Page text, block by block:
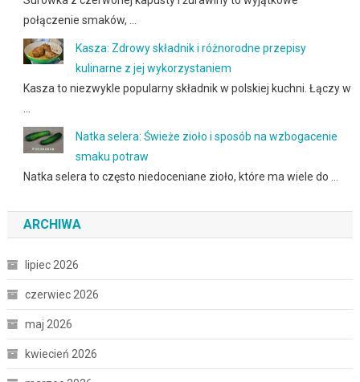
połączenie smaków, …
Kasza: Zdrowy składnik i różnorodne przepisy
kulinarne z jej wykorzystaniem
Kasza to niezwykle popularny składnik w polskiej kuchni. Łączy w
Natka selera: Świeże zioło i sposób na wzbogacenie
smaku potraw
Natka selera to często niedoceniane zioło, które ma wiele do …
ARCHIWA
lipiec 2026
czerwiec 2026
maj 2026
kwiecień 2026